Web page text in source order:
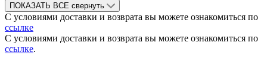
ПОКАЗАТЬ ВСЕ свернуть
С условиями доставки и возврата вы можете ознакомиться по
ссылке
С условиями доставки и возврата вы можете ознакомиться по
ссылке.